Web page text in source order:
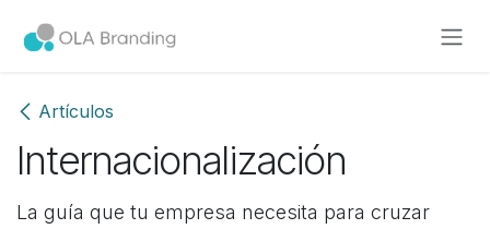
Artículos
Internacionalización
La guía que tu empresa necesita para cruzar